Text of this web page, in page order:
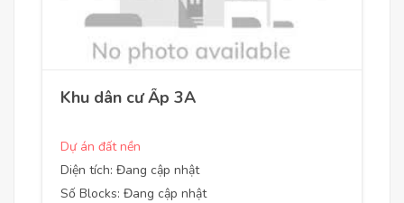
Khu dân cư Ấp 3A
Dự án đất nền
Diện tích: Đang cập nhật
Số Blocks: Đang cập nhật